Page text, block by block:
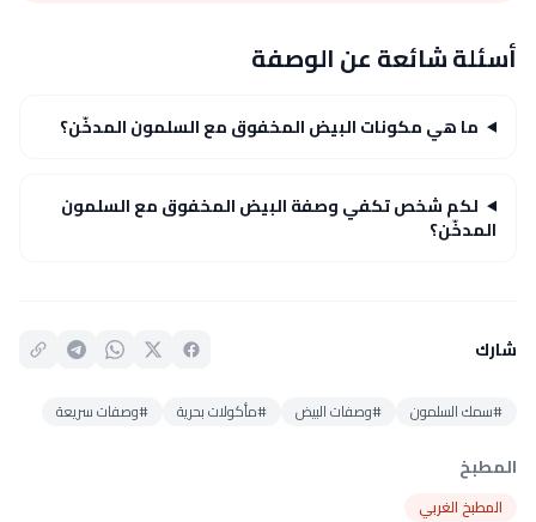
أسئلة شائعة عن الوصفة
ما هي مكونات البيض المخفوق مع السلمون المدخّن؟
لكم شخص تكفي وصفة البيض المخفوق مع السلمون
المدخّن؟
شارك
#سمك السلمون #وصفات البيض #مأكولات بحرية #وصفات سريعة
المطبخ
المطبخ الغربي